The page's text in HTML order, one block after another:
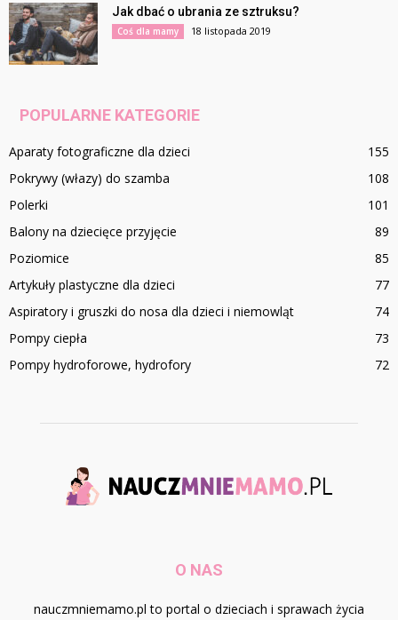
Jak dbać o ubrania ze sztruksu?
Coś dla mamy 18 listopada 2019
POPULARNE KATEGORIE
Aparaty fotograficzne dla dzieci
155
Pokrywy (włazy) do szamba
108
Polerki
101
Balony na dziecięce przyjęcie
89
Poziomice
85
Artykuły plastyczne dla dzieci
77
Aspiratory i gruszki do nosa dla dzieci i niemowląt
74
Pompy ciepła
73
Pompy hydroforowe, hydrofory
72
O NAS
nauczmniemamo.pl to portal o dzieciach i sprawach życia